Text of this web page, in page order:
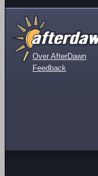
Over AfterDawn
Feedback